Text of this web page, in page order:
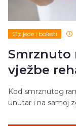
Ozljede i bolesti
Smrznuto
vježbe
Kod smrznutog
unutar i na samoj